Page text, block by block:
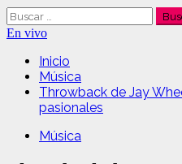
Buscar:
En vivo
Inicio
Música
Throwback de Jay
pasionales
Música